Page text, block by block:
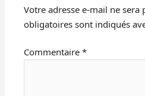
Votre adresse e-mail ne sera
obligatoires sont indiqués
Commentaire*